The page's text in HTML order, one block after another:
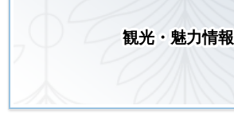
観光・魅力情報